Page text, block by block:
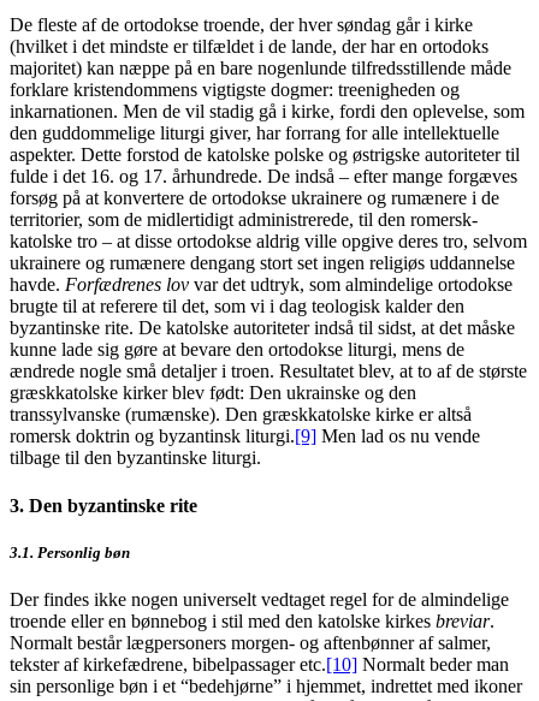
De fleste af de ortodokse troende, der hver søndag går i kirke
(hvilket i det mindste er tilfældet i de lande, der har en ortodoks
majoritet) kan næppe på en bare nogenlunde tilfredsstillende måde
forklare kristendommens vigtigste dogmer: treenigheden og
inkarnationen. Men de vil stadig gå i kirke, fordi den oplevelse, som
den guddommelige liturgi giver, har forrang for alle intellektuelle
aspekter. Dette forstod de katolske polske og østrigske autoriteter til
fulde i det 16. og 17. århundrede. De indså – efter mange forgæves
forsøg på at konvertere de ortodokse ukrainere og rumænere i de
territorier, som de midlertidigt administrerede, til den romersk-
katolske tro – at disse ortodokse aldrig ville opgive deres tro, selvom
ukrainere og rumænere dengang stort set ingen religiøs uddannelse
havde. Forfædrenes lov var det udtryk, som almindelige ortodokse
brugte til at referere til det, som vi i dag teologisk kalder den
byzantinske rite. De katolske autoriteter indså til sidst, at det måske
kunne lade sig gøre at bevare den ortodokse liturgi, mens de
ændrede nogle små detaljer i troen. Resultatet blev, at to af de største
græskkatolske kirker blev født: Den ukrainske og den
transsylvanske (rumænske). Den græskkatolske kirke er altså
romersk doktrin og byzantinsk liturgi.[9] Men lad os nu vende
tilbage til den byzantinske liturgi.
3. Den byzantinske rite
3.1. Personlig bøn
Der findes ikke nogen universelt vedtaget regel for de almindelige
troende eller en bønnebog i stil med den katolske kirkes breviar.
Normalt består lægpersoners morgen- og aftenbønner af salmer,
tekster af kirkefædrene, bibelpassager etc.[10] Normalt beder man
sin personlige bøn i et “bedehjørne” i hjemmet, indrettet med ikoner